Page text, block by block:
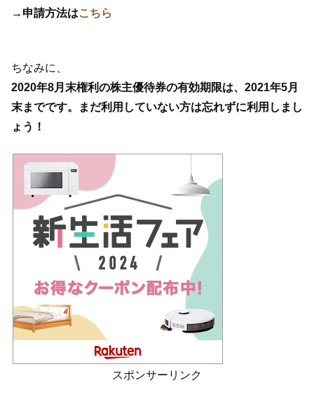
→申請方法はこちら
ちなみに、
2020年8月末権利の株主優待券の有効期限は、2021年5月
末までです。まだ利用していない方は忘れずに利用しまし
ょう！
スポンサーリンク